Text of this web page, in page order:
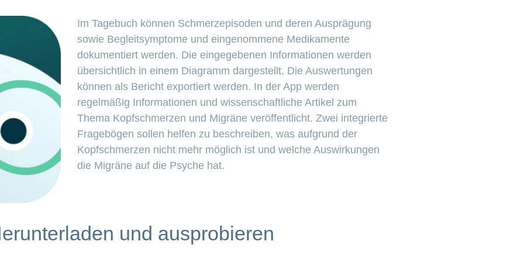
Im Tagebuch können Schmerzepisoden und deren Ausprägung
sowie Begleitsymptome und eingenommene Medikamente
dokumentiert werden. Die eingegebenen Informationen werden
übersichtlich in einem Diagramm dargestellt. Die Auswertungen
können als Bericht exportiert werden. In der App werden
regelmäßig Informationen und wissenschaftliche Artikel zum
Thema Kopfschmerzen und Migräne veröffentlicht. Zwei integrierte
Fragebögen sollen helfen zu beschreiben, was aufgrund der
Kopfschmerzen nicht mehr möglich ist und welche Auswirkungen
die Migräne auf die Psyche hat.
und ausprobieren